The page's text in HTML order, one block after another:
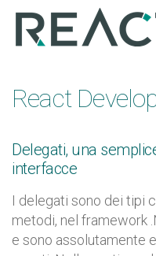
React
Delegati, una
interfacce
I delegati sono dei tipi
metodi, nel framework
e sono assolutamente